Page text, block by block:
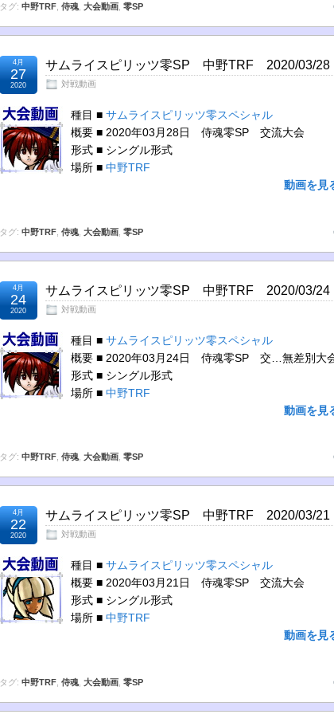
タグ: 中野TRF 侍魂 大会動画 零SP
サムライスピリッツ零SP 中野TRF 2020/03/
対戦動画
4月
27
2020
種目 ■ サムライスピリッツ零スペシャル
概要 ■ 2020年03月28日 侍魂零SP 交流大会
形式 ■ シングル形式
場所 ■ 中野TRF
動画を見
タグ: 中野TRF 侍魂 大会動画 零SP
サムライスピリッツ零SP 中野TRF 2020/03/
対戦動画
4月
24
2020
種目 ■ サムライスピリッツ零スペシャル
概要 ■ 2020年03月24日 侍魂零SP 交…無差別大
形式 ■ シングル形式
場所 ■ 中野TRF
動画を見
タグ: 中野TRF 侍魂 大会動画 零SP
サムライスピリッツ零SP 中野TRF 2020/03/
対戦動画
4月
22
2020
種目 ■ サムライスピリッツ零スペシャル
概要 ■ 2020年03月21日 侍魂零SP 交流大会
形式 ■ シングル形式
場所 ■ 中野TRF
動画を見
タグ: 中野TRF 侍魂 大会動画 零SP